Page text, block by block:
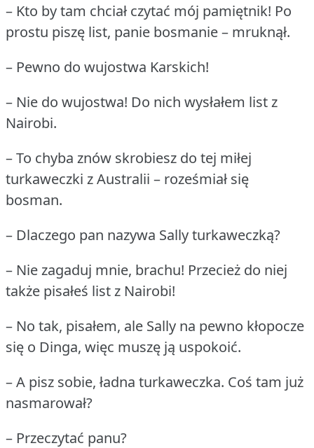
– Kto by tam chciał czytać mój pamiętnik! Po
prostu piszę list, panie bosmanie – mruknął.
– Pewno do wujostwa Karskich!
– Nie do wujostwa! Do nich wysłałem list z
Nairobi.
– To chyba znów skrobiesz do tej miłej
turkaweczki z Australii – roześmiał się
bosman.
– Dlaczego pan nazywa Sally turkaweczką?
– Nie zagaduj mnie, brachu! Przecież do niej
także pisałeś list z Nairobi!
– No tak, pisałem, ale Sally na pewno kłopocze
się o Dinga, więc muszę ją uspokoić.
– A pisz sobie, ładna turkaweczka. Coś tam już
nasmarował?
– Przeczytać panu?